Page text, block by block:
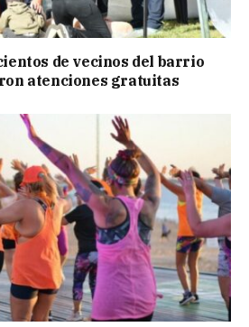
de vecinos del barrio
atenciones gratuitas